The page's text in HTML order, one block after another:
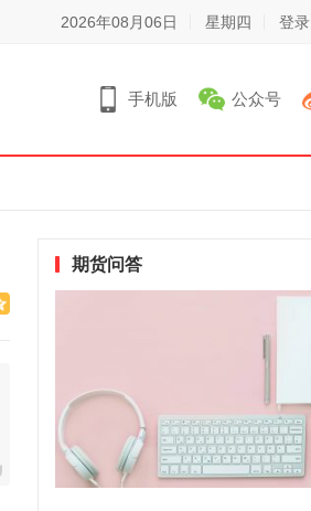
2026年08月06日 星期四 登录
手机版 公众号
期货问答